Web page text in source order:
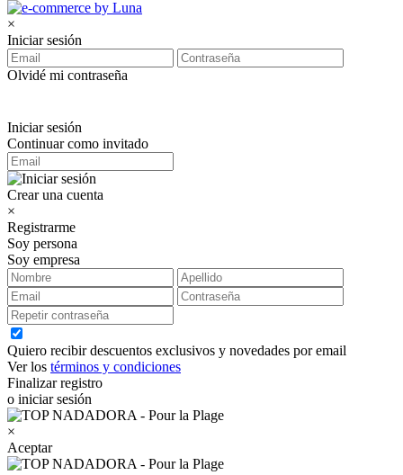
×
Iniciar sesión
Olvidé mi contraseña
Iniciar sesión
Continuar como invitado
Crear una cuenta
×
Registrarme
Soy persona
Soy empresa
Quiero recibir descuentos exclusivos y novedades por email
Ver los términos y condiciones
Finalizar registro
o iniciar sesión
×
Aceptar